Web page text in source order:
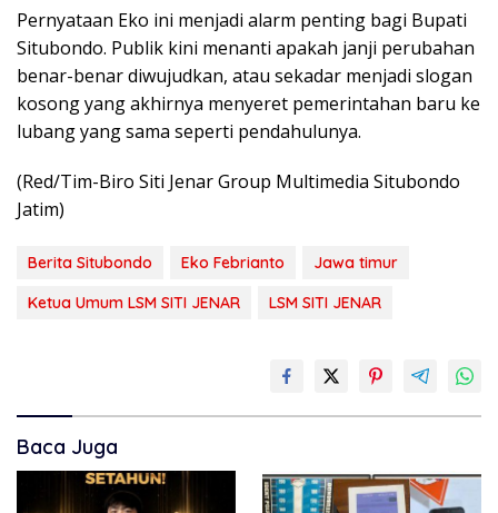
Pernyataan Eko ini menjadi alarm penting bagi Bupati
Situbondo. Publik kini menanti apakah janji perubahan
benar-benar diwujudkan, atau sekadar menjadi slogan
kosong yang akhirnya menyeret pemerintahan baru ke
lubang yang sama seperti pendahulunya.
(Red/Tim-Biro Siti Jenar Group Multimedia Situbondo
Jatim)
Berita Situbondo Eko Febrianto
Jawa timur
Ketua Umum LSM SITI JENAR
LSM SITI JENAR
Baca Juga